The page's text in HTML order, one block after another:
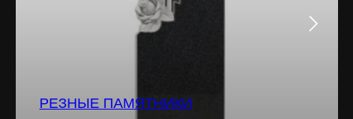
РЕЗНЫЕ ПАМЯТНИКИ